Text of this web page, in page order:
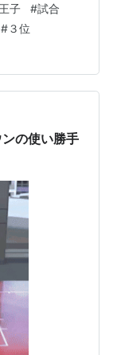
に試合の結果
いで良かっ
ので(^◇^;) ※
ってからロン
近からゴール…
子 #試合
#３位
の使い勝手